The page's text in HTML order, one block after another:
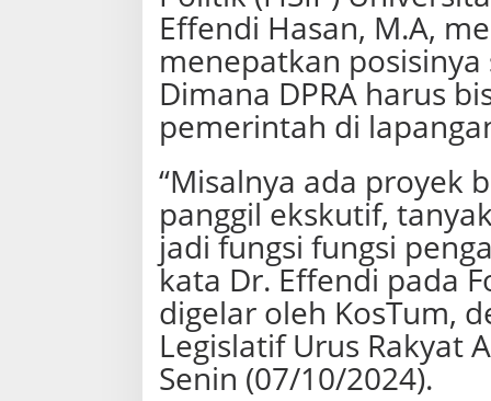
a
i
n
g
k
a
n
F
u
n
g
s
P
e
Effendi Hasan, M.A,
menepatkan
Dimana DPRA harus
pemerintah di
“Misalnya ada proyek
panggil ekskutif,
jadi fungsi fungsi
kata Dr. Effendi pada
digelar oleh KosTum,
Legislatif Urus Rakyat
Senin (07/10/2024).